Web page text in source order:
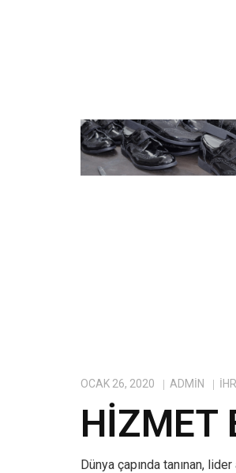
OCAK 26, 2020 ADMIN
HIZMET
Dünya çapında tanınan,